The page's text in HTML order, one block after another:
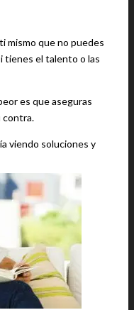
mismo que no puedes
tienes el talento o las
es que aseguras
contra.
viendo soluciones y